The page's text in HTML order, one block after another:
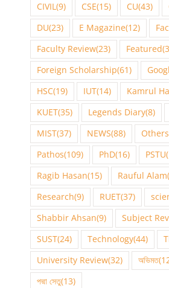
CIVIL (9) CSE(15) CU(43)
DU(23) E Magazine(12)
Faculty Review(23) Featured
Foreign Scholarship(61)
HSC(19) IUT(14) Kamrul
KUET(35) Legends Diary(8)
MIST(37) NEWS(88) Others
Pathos(109) PhD(16) PSTU
Ragib Hasan(15) Rauful Alam
Research(9) RUET(37)
Shabbir Ahsan(9) Subject
SUST(24) Technology(44)
University Review(32) অভিমত
পদ্মা সেতু(13)